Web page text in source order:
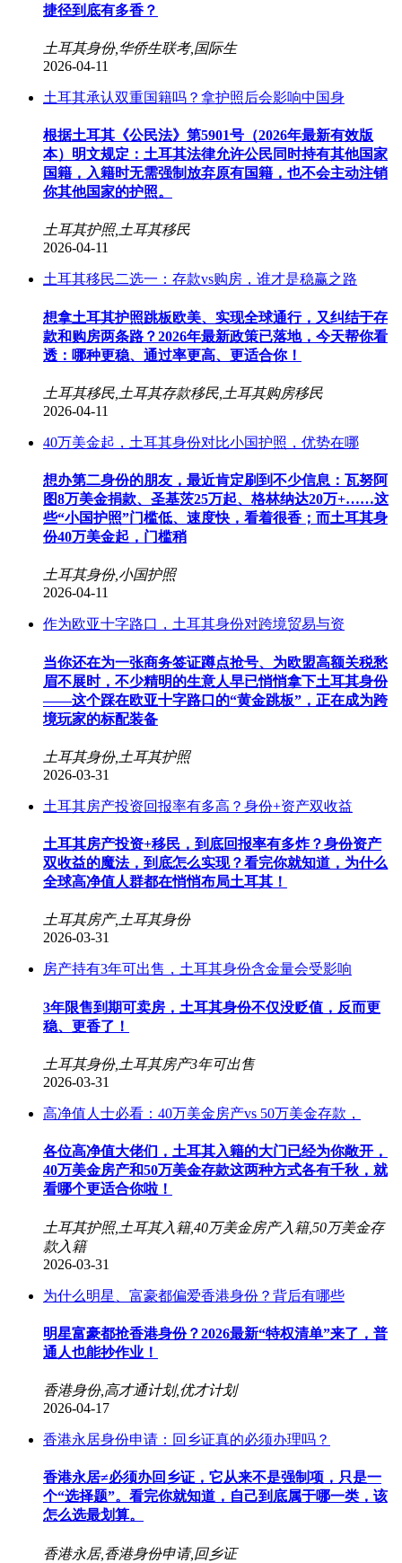
捷径到底有多香？
土耳其身份,华侨生联考,国际生
2026-04-11
土耳其承认双重国籍吗？拿护照后会影响中国身
根据土耳其《公民法》第5901号（2026年最新有效版
本）明文规定：土耳其法律允许公民同时持有其他国家
国籍，入籍时无需强制放弃原有国籍，也不会主动注销
你其他国家的护照。
土耳其护照,土耳其移民
2026-04-11
土耳其移民二选一：存款vs购房，谁才是稳赢之路
想拿土耳其护照跳板欧美、实现全球通行，又纠结于存
款和购房两条路？2026年最新政策已落地，今天帮你看
透：哪种更稳、通过率更高、更适合你！
土耳其移民,土耳其存款移民,土耳其购房移民
2026-04-11
40万美金起，土耳其身份对比小国护照，优势在哪
想办第二身份的朋友，最近肯定刷到不少信息：瓦努阿
图8万美金捐款、圣基茨25万起、格林纳达20万+……这
些“小国护照”门槛低、速度快，看着很香；而土耳其身
份40万美金起，门槛稍
土耳其身份,小国护照
2026-04-11
作为欧亚十字路口，土耳其身份对跨境贸易与资
当你还在为一张商务签证蹲点抢号、为欧盟高额关税愁
眉不展时，不少精明的生意人早已悄悄拿下土耳其身份
——这个踩在欧亚十字路口的“黄金跳板”，正在成为跨
境玩家的标配装备
土耳其身份,土耳其护照
2026-03-31
土耳其房产投资回报率有多高？身份+资产双收益
土耳其房产投资+移民，到底回报率有多炸？身份资产
双收益的魔法，到底怎么实现？看完你就知道，为什么
全球高净值人群都在悄悄布局土耳其！
土耳其房产,土耳其身份
2026-03-31
房产持有3年可出售，土耳其身份含金量会受影响
3年限售到期可卖房，土耳其身份不仅没贬值，反而更
稳、更香了！​
土耳其身份,土耳其房产3年可出售
2026-03-31
高净值人士必看：40万美金房产vs 50万美金存款，
各位高净值大佬们，土耳其入籍的大门已经为你敞开，
40万美金房产和50万美金存款这两种方式各有千秋，就
看哪个更适合你啦！
土耳其护照,土耳其入籍,40万美金房产入籍,50万美金存
款入籍
2026-03-31
为什么明星、富豪都偏爱香港身份？背后有哪些
明星富豪都抢香港身份？2026最新“特权清单”来了，普
通人也能抄作业！
香港身份,高才通计划,优才计划
2026-04-17
香港永居身份申请：回乡证真的必须办理吗？
香港永居≠必须办回乡证，它从来不是强制项，只是一
个“选择题”。看完你就知道，自己到底属于哪一类，该
怎么选最划算。
香港永居,香港身份申请,回乡证